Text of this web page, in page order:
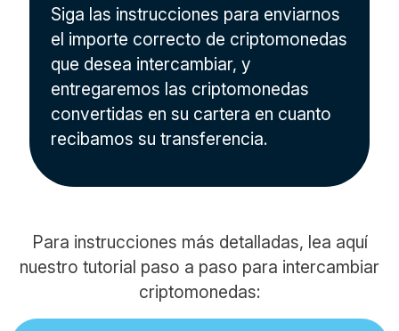
Siga las instrucciones para enviarnos
el importe correcto de criptomonedas
que desea intercambiar, y
entregaremos las criptomonedas
convertidas en su cartera en cuanto
recibamos su transferencia.
Para instrucciones más detalladas, lea aquí
nuestro tutorial paso a paso para intercambiar
criptomonedas: